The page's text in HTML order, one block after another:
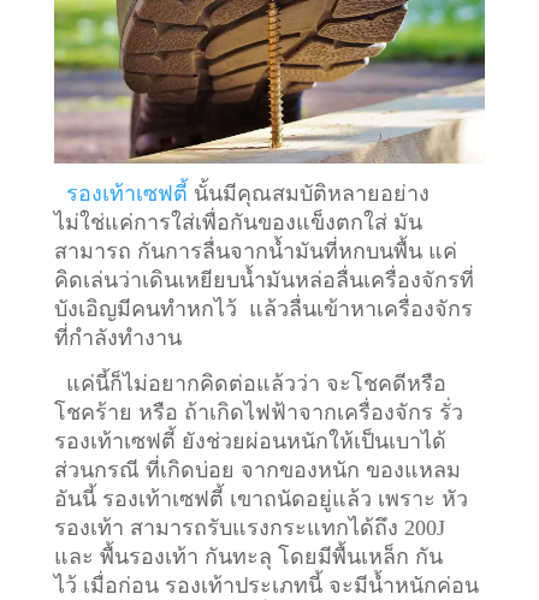
รองเท้าเซฟตี้ นั้นมีคุณสมบัติหลายอย่าง
ไม่ใช่แค่การใส่เพื่อกันของแข็งตกใส่ มัน
สามารถ กันการลื่นจากน้ำมันที่หกบนพื้น แค่
คิดเล่นว่าเดินเหยียบน้ำมันหล่อลื่นเครื่องจักรที่
บังเอิญมีคนทำหกไว้ แล้วลื่นเข้าหาเครื่องจักร
ที่กำลังทำงาน
แค่นี้ก็ไม่อยากคิดต่อแล้วว่า จะโชคดีหรือ
โชคร้าย หรือ ถ้าเกิดไฟฟ้าจากเครื่องจักร รั่ว
รองเท้าเซฟตี้ ยังช่วยผ่อนหนักให้เป็นเบาได้
ส่วนกรณี ที่เกิดบ่อย จากของหนัก ของแหลม
อันนี้ รองเท้าเซฟตี้ เขาถนัดอยู่แล้ว เพราะ หัว
รองเท้า สามารถรับแรงกระแทกได้ถึง 200J
และ พื้นรองเท้า กันทะลุ โดยมีพื้นเหล็ก กัน
ไว้ เมื่อก่อน รองเท้าประเภทนี้ จะมีน้ำหนักค่อน